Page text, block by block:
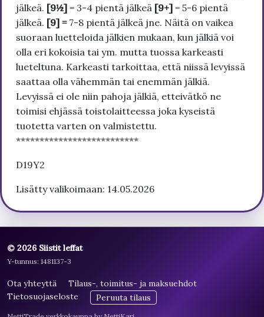
jälkeä. [9½] = 3-4 pientä jälkeä [9+] = 5-6 pientä
jälkeä. [9] = 7-8 pientä jälkeä jne. Näitä on vaikea
suoraan luetteloida jälkien mukaan, kun jälkiä voi
olla eri kokoisia tai ym. mutta tuossa karkeasti
lueteltuna. Karkeasti tarkoittaa, että niissä levyissä
saattaa olla vähemmän tai enemmän jälkiä.
Levyissä ei ole niin pahoja jälkiä, etteivätkö ne
toimisi ehjässä toistolaitteessa joka kyseistä
tuotetta varten on valmistettu.
**************************
D19Y2
Lisätty valikoimaan: 14.05.2026
© 2026 Siistit leffat
Y-tunnus: 1481137-3
Ota yhteyttä
Tilaus-, toimitus- ja maksuehdot
Tietosuojaseloste
Peruuta tilaus